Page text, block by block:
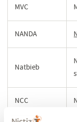
MVC
NANDA
Natbieb
NCC